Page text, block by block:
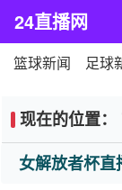
24直播网
篮球新闻 足球
现在的位置：
女解放者杯直